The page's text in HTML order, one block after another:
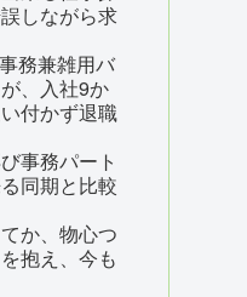
しながら求
務兼雑用バ
、入社9か
付かず退職
事務パート
同期と比較
か、物心つ
抱え、今も